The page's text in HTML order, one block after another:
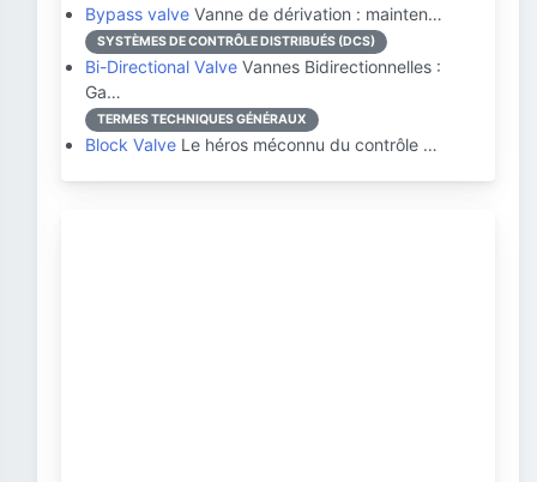
Bypass valve Vanne de dérivation : mainten…
SYSTÈMES DE CONTRÔLE DISTRIBUÉS (DCS)
Bi-Directional Valve Vannes Bidirectionnelles :
Ga…
TERMES TECHNIQUES GÉNÉRAUX
Block Valve Le héros méconnu du contrôle …